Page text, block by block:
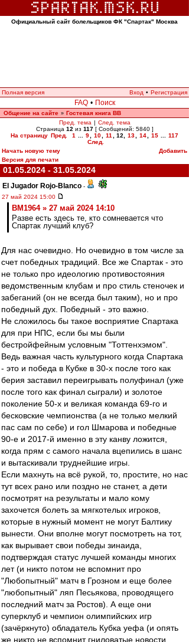
Официальный сайт болельщиков ФК "Спартак" Москва
Полная версия Вход • Регистрация
FAQ • Поиск
Общение на сайте » Гостевая книга ВВ
Пред. тема | След. тема
Страница 12 из 117[ Сообщений: 5840 ]
На страницу Пред. 1 9 10 11 12 13 14 15
117
След.
Начать новую тему
Добавить
Версия для печати
01.05.2024 - 31.05.2024
El Jugador Rojo-Blanco -
27 май 2024 15:00
BM1964 » 27 май 2024 14:10
Разве есть здесь те, кто сомневается что
Спартак лучший клуб?
Для нас очевидно. Но очевидно в том числе за
счет победных традиций. Все же Спартак - это
не только про идеологию противостояния
ведомственным клубам и про стиль стеночек и
забеганий (он не всегда был таким), но и про
победный дух. Победный - это важно.
Не сложилось бы такое восприятие Спартака
для при НПС, если бы мы были
бестройфейным условным "Тоттенхэмом".
Ведь важная часть культурного когда Спартака
- это и победа в Кубке в 30-х после того как
берия заставил переигрывать полуфинал (уже
после того как финал сыграли) и золотое
поколение 50-х и великая команда 69-го и
бесковские чемпионства (а не только мелкий
пас сам по себе) и гол Шмарова и победные
90-е и 2017-й именно в эту канву ложится,
когда прям с самого начала вцепились в шанс
и вытаскивали труднейшие игры.
Если махнуть на всё рукой, то, простите, но нас
тут всех рано или поздно не станет, а дети
посмотрят на результаты и мало кому
захочется болеть за мягкотелых игроков,
которые в нужный момент не могут Балтику
вынести. Они вполне могут посмотреть на тот,
как вырывает свои победы зинаида,
подтверждая статус лучшей команды многих
лет (и никто потом не вспомнит про
"Любопытный" матч в Грозном и еще более
"любопытный" ляп Песьякова, проводящего
последний матч за Ростов). А еще они
суперклуб и чемпион олимпийских игр
(зачёркнуто) обладатель Кубка уефа (и опять
же никто не вспомнит гниловатые новости